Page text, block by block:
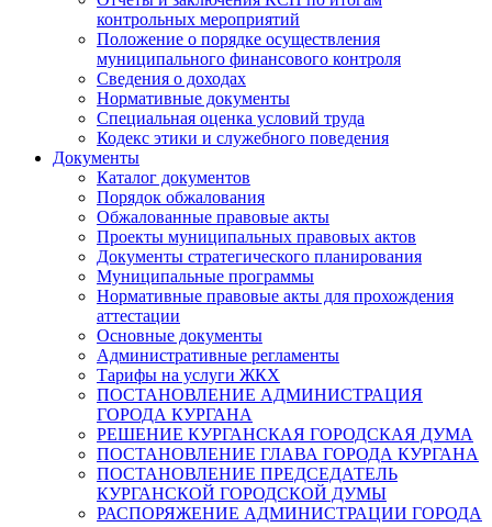
контрольных мероприятий
Положение о порядке осуществления
муниципального финансового контроля
Сведения о доходах
Нормативные документы
Специальная оценка условий труда
Кодекс этики и служебного поведения
Документы
Каталог документов
Порядок обжалования
Обжалованные правовые акты
Проекты муниципальных правовых актов
Документы стратегического планирования
Муниципальные программы
Нормативные правовые акты для прохождения
аттестации
Основные документы
Административные регламенты
Тарифы на услуги ЖКХ
ПОСТАНОВЛЕНИЕ АДМИНИСТРАЦИЯ
ГОРОДА КУРГАНА
РЕШЕНИЕ КУРГАНСКАЯ ГОРОДСКАЯ ДУМА
ПОСТАНОВЛЕНИЕ ГЛАВА ГОРОДА КУРГАНА
ПОСТАНОВЛЕНИЕ ПРЕДСЕДАТЕЛЬ
КУРГАНСКОЙ ГОРОДСКОЙ ДУМЫ
РАСПОРЯЖЕНИЕ АДМИНИСТРАЦИИ ГОРОДА